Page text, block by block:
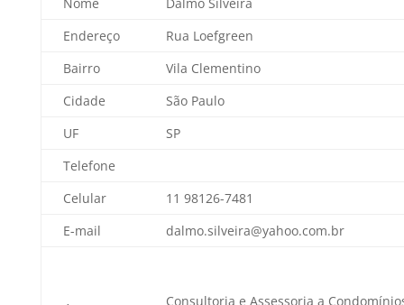
Endereço
Rua Loefgreen
Bairro
Vila Clementino
Cidade
São Paulo
UF
SP
Telefone
Celular
11 98126-7481
E-mail
dalmo.silveira@yahoo.com.br
Consultoria e Assessoria a